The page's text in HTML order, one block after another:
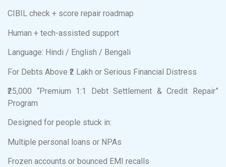
CIBIL check + score repair roadmap
Human + tech-assisted support
Language: Hindi / English / Bengali
For Debts Above ₹2 Lakh or Serious Financial Distress
₹25,000 “Premium 1:1 Debt Settlement & Credit Repair”
Program
Designed for people stuck in:
Multiple personal loans or NPAs
Frozen accounts or bounced EMI recalls